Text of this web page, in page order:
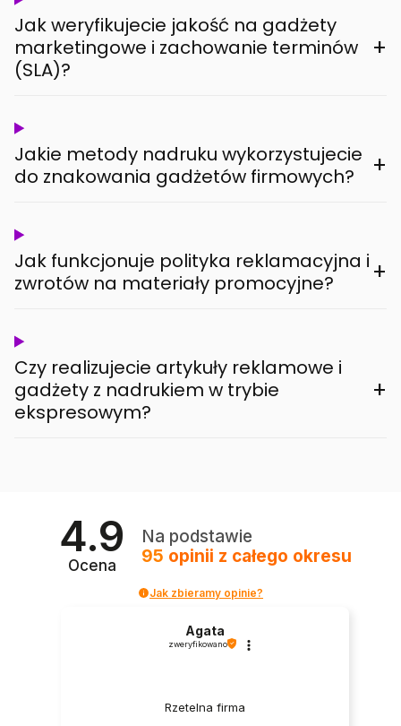
Jak weryfikujecie jakość na gadżety
marketingowe i zachowanie terminów
(SLA)?
+
Jakie metody nadruku wykorzystujecie
do znakowania gadżetów firmowych?
+
Jak funkcjonuje polityka reklamacyjna i
zwrotów na materiały promocyjne?
+
Czy realizujecie artykuły reklamowe i
gadżety z nadrukiem w trybie
ekspresowym?
+
4.9
Ocena
Na podstawie
95 opinii z całego okresu
Jak zbieramy opinie?
Agata
zweryfikowano
Rzetelna firma